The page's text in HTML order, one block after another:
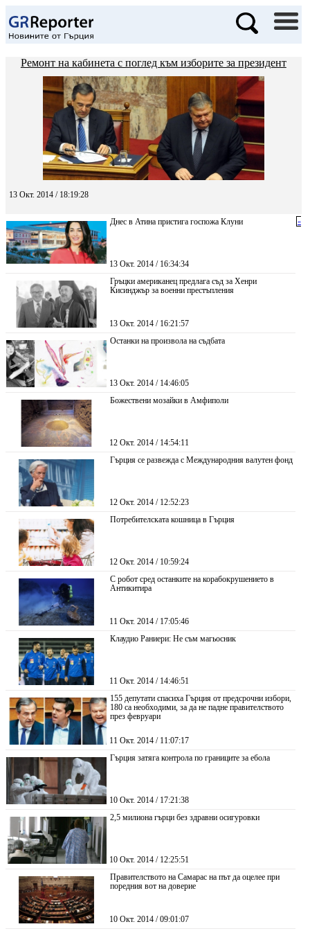
Ремонт на кабинета с поглед към изборите за президент
13 Окт. 2014 / 18:19:28
Днес в Атина пристига госпожа Клуни
13 Окт. 2014 / 16:34:34
Гръцки американец предлага съд за Хенри
Кисинджър за военни престъпления
13 Окт. 2014 / 16:21:57
Останки на произвола на съдбата
13 Окт. 2014 / 14:46:05
Божествени мозайки в Амфиполи
12 Окт. 2014 / 14:54:11
Гърция се развежда с Международния валутен фонд
12 Окт. 2014 / 12:52:23
Потребителската кошница в Гърция
12 Окт. 2014 / 10:59:24
С робот сред останките на корабокрушението в
Антикитира
11 Окт. 2014 / 17:05:46
Клаудио Раниери: Не съм магьосник
11 Окт. 2014 / 14:46:51
155 депутати спасиха Гърция от предсрочни избори,
180 са необходими, за да не падне правителството
през февруари
11 Окт. 2014 / 11:07:17
Гърция затяга контрола по границите за ебола
10 Окт. 2014 / 17:21:38
2,5 милиона гърци без здравни осигуровки
10 Окт. 2014 / 12:25:51
Правителството на Самарас на път да оцелее при
поредния вот на доверие
10 Окт. 2014 / 09:01:07
«